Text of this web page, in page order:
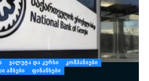
ᲕᲐᲚᲣᲢᲐ ᲓᲐ ᲙᲣᲠᲡᲘ
ᲙᲝᲛᲞᲐᲜᲘᲔᲑᲘ
ᲐᲛᲑᲔᲑᲘ ᲤᲘᲜᲐᲜᲡᲔᲑᲘ